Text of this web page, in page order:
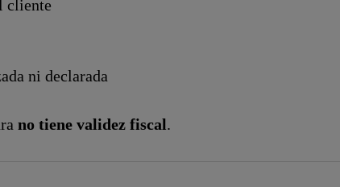
cliente
ni declarada
no tiene validez fiscal.